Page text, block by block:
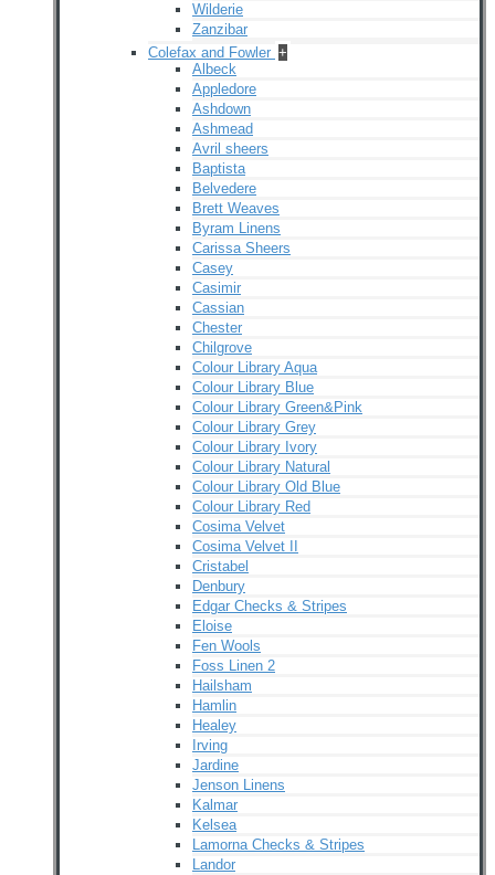
Wilderie
Zanzibar
Colefax and Fowler +
Albeck
Appledore
Ashdown
Ashmead
Avril sheers
Baptista
Belvedere
Brett Weaves
Byram Linens
Carissa Sheers
Casey
Casimir
Cassian
Chester
Chilgrove
Colour Library Aqua
Colour Library Blue
Colour Library Green&Pink
Colour Library Grey
Colour Library Ivory
Colour Library Natural
Colour Library Old Blue
Colour Library Red
Cosima Velvet
Cosima Velvet II
Cristabel
Denbury
Edgar Checks & Stripes
Eloise
Fen Wools
Foss Linen 2
Hailsham
Hamlin
Healey
Irving
Jardine
Jenson Linens
Kalmar
Kelsea
Lamorna Checks & Stripes
Landor